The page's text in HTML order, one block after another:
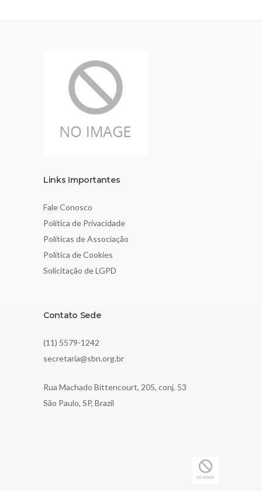
Links Importantes
Fale Conosco
Política de Privacidade
Políticas de Associação
Política de Cookies
Solicitação de LGPD
Contato Sede
(11) 5579-1242
secretaria@sbn.org.br
Rua Machado Bittencourt, 205, conj. 53
São Paulo, SP, Brazil